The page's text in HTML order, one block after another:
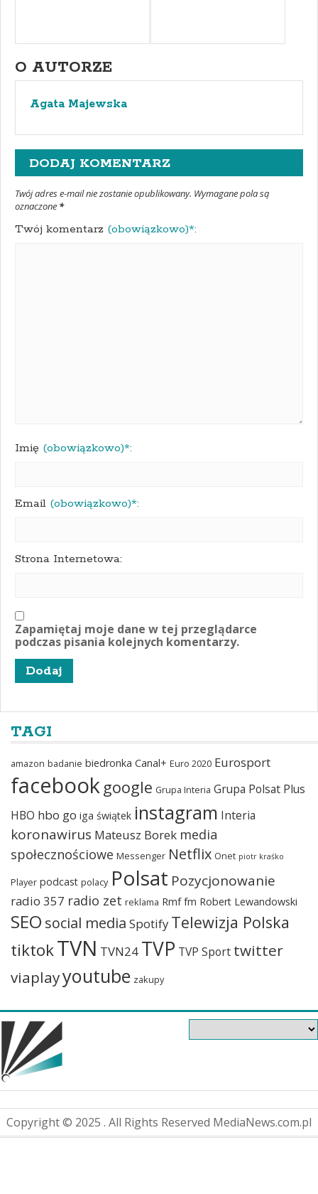
O AUTORZE
Agata Majewska
DODAJ KOMENTARZ
Twój adres e-mail nie zostanie opublikowany. Wymagane pola są
oznaczone *
Twój komentarz (obowiązkowo)*:
Imię (obowiązkowo)*:
Email (obowiązkowo)*:
Strona Internetowa:
Zapamiętaj moje dane w tej przeglądarce
podczas pisania kolejnych komentarzy.
TAGI
amazon badanie biedronka Canal+ Euro 2020 Eurosport
facebook google Grupa Interia Grupa Polsat Plus
HBO hbo go iga świątek instagram Interia
koronawirus Mateusz Borek media
społecznościowe Messenger Netflix Onet piotr kraśko
Player podcast polacy Polsat Pozycjonowanie
radio 357 radio zet reklama Rmf fm Robert Lewandowski
SEO social media Spotify Telewizja Polska
tiktokTVN TVN24 TVP TVP Sport twitter
viaplayyoutube zakupy
Copyright © 2025 . All Rights Reserved MediaNews.com.pl